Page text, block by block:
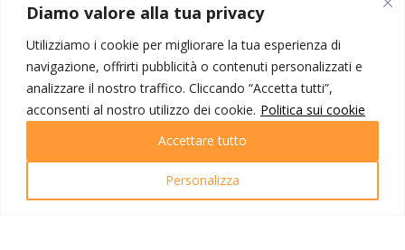
Diamo valore alla tua privacy
Utilizziamo i cookie per migliorare la tua esperienza di
navigazione, offrirti pubblicità o contenuti personalizzati e
analizzare il nostro traffico. Cliccando “Accetta tutti”,
acconsenti al nostro utilizzo dei cookie. Politica sui cookie
Personalizza
Accettare tutto
Contatti
I NOSTRI PRODOTTI
Destinazioni
Partenze
Emozioni di viaggio
Newsletter
Tutti i viaggi
Ricerca Viaggi